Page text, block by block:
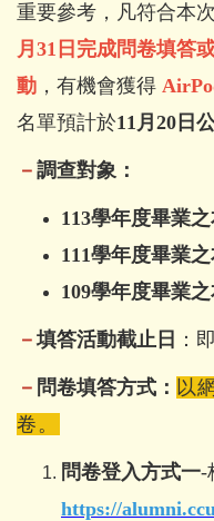
重要參考，凡符合本
月31日完成問卷填答
動 ，有機會獲得
名單預計於11月20日
－ 調查對象：
113學年度畢業
111學年度畢業
109學年度畢業
－填答活動截止日 ：
－ 問卷填答方式： 以
卷。
問卷登入方式一-
https://